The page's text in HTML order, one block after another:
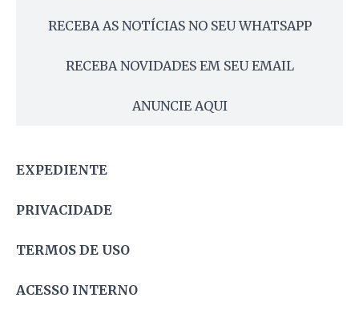
RECEBA AS NOTÍCIAS NO SEU WHATSAPP
RECEBA NOVIDADES EM SEU EMAIL
ANUNCIE AQUI
EXPEDIENTE
PRIVACIDADE
TERMOS DE USO
ACESSO INTERNO